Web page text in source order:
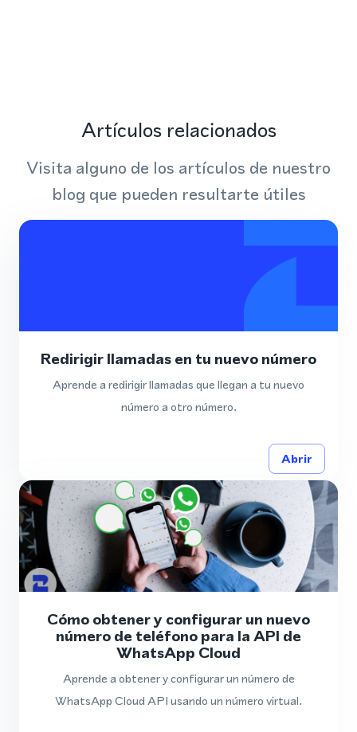
Artículos relacionados
Visita alguno de los artículos de nuestro
blog que pueden resultarte útiles
Redirigir llamadas en tu nuevo número
Aprende a redirigir llamadas que llegan a tu nuevo
número a otro número.
Abrir
Cómo obtener y configurar un nuevo
número de teléfono para la API de
WhatsApp Cloud
Aprende a obtener y configurar un número de
WhatsApp Cloud API usando un número virtual.